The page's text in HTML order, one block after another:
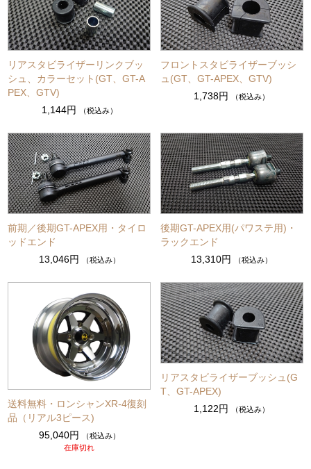
リアスタビライザーリンクブッ
シュ、カラーセット(GT、GT-A
PEX、GTV)
1,144円
（税込み）
フロントスタビライザーブッシ
ュ(GT、GT-APEX、GTV)
1,738円
（税込み）
前期／後期GT-APEX用・タイロ
ッドエンド
13,046円
（税込み）
後期GT-APEX用(パワステ用)・
ラックエンド
13,310円
（税込み）
送料無料・ロンシャンXR-4復刻
品（リアル3ピース)
95,040円
（税込み）
在庫切れ
リアスタビライザーブッシュ(G
T、GT-APEX)
1,122円
（税込み）